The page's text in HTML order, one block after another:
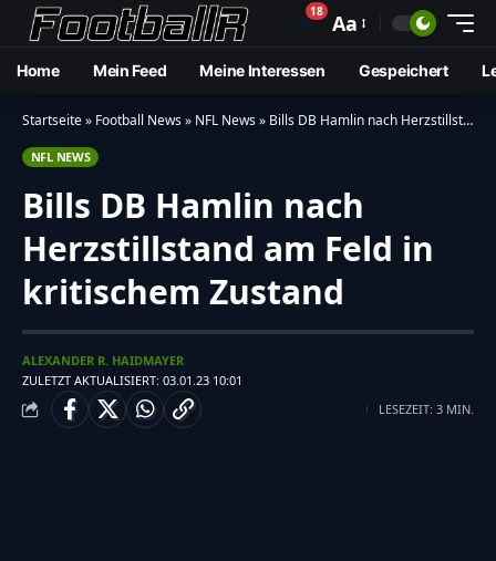
🔔18 Aa
Home Mein Feed Meine Interessen Gespeichert
Startseite» Football News» NFL News» Bills DB Hamlin nach Herzstillstand am Feld in kritischem Zustand
NFL NEWS
Bills DB Hamlin nach
Herzstillstand am Feld in
kritischem Zustand
ZULETZT AKTUALISIERT: 03.01.23 10:01
ALEXANDER R. HAIDMAYER
LESEZEIT: 3 MIN.